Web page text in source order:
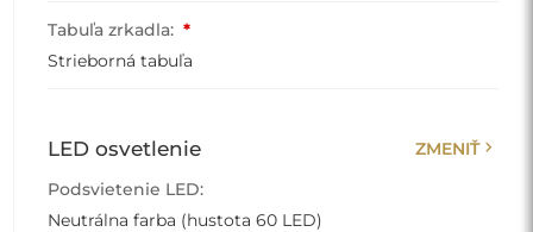
Tabuľa zrkadla: *
Strieborná tabuľa
LED osvetlenie ZMENIŤchevron_right
Podsvietenie LED:
Neutrálna farba (hustota 60 LED)